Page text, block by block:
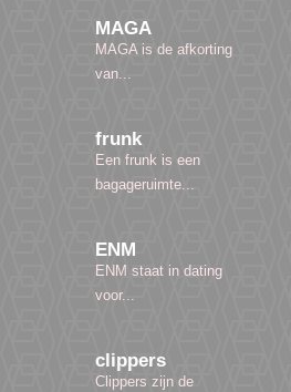
MAGA
MAGA is de afkorting
van...
frunk
Een frunk is een
bagageruimte...
ENM
ENM staat in dating
voor...
clippers
Clippers zijn de